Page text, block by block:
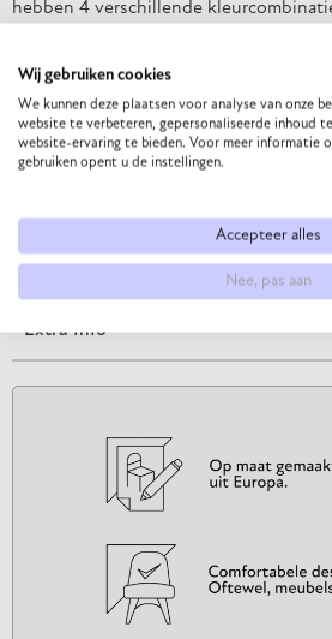
hebben 4 verschillende
op.
Kleur: Air forest, leren hengsel
Ben je op zoek naar iets wat er niet
Extra Info
Wij gebruiken cookies
We kunnen deze plaatsen voor analyse van onze
website te verbeteren, gepersonaliseerde inhoud
website-ervaring te bieden. Voor meer informatie
gebruiken opent u de instellingen.
Accepteer alles
Nee, pas aan